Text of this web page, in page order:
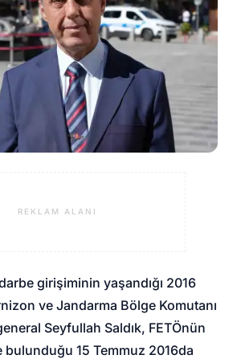
REKLAM ALANI
girişiminin yaşandığı 2016
ve Jandarma Bölge Komutanı
Seyfullah Saldık, FETÖnün
15 Temmuz 2016da